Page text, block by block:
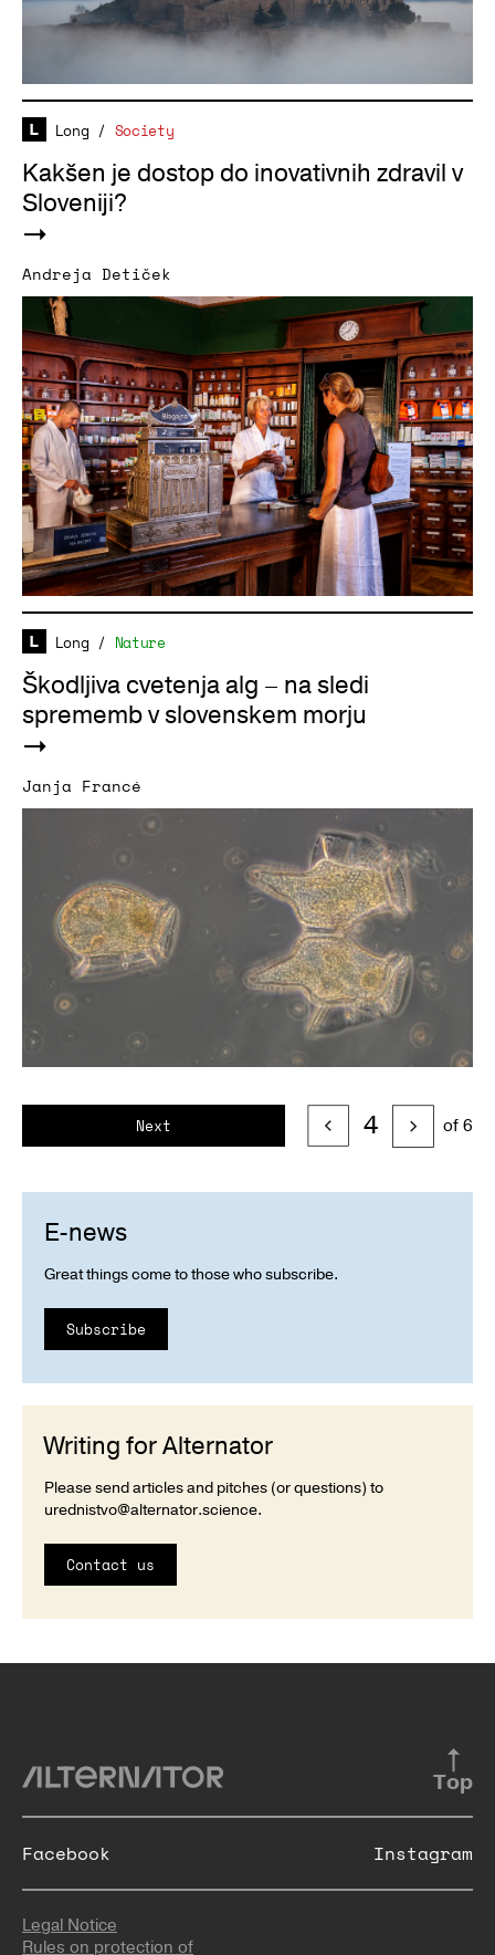
Long / Society
Kakšen je dostop do inovativnih zdravil v
Sloveniji?
Andreja Detiček
Long / Nature
Škodljiva cvetenja alg – na sledi
sprememb v slovenskem morju
Janja Francé
4 of 6
Next
E-news
Great things come to those who subscribe.
Subscribe
Writing for Alternator
Please send articles and pitches (or questions) to
urednistvo@alternator.science.
Contact us
Top
Legal Notice
Rules on protection of
Facebook Instagram